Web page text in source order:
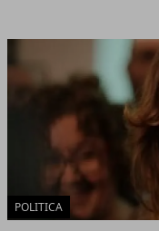
POLITICA